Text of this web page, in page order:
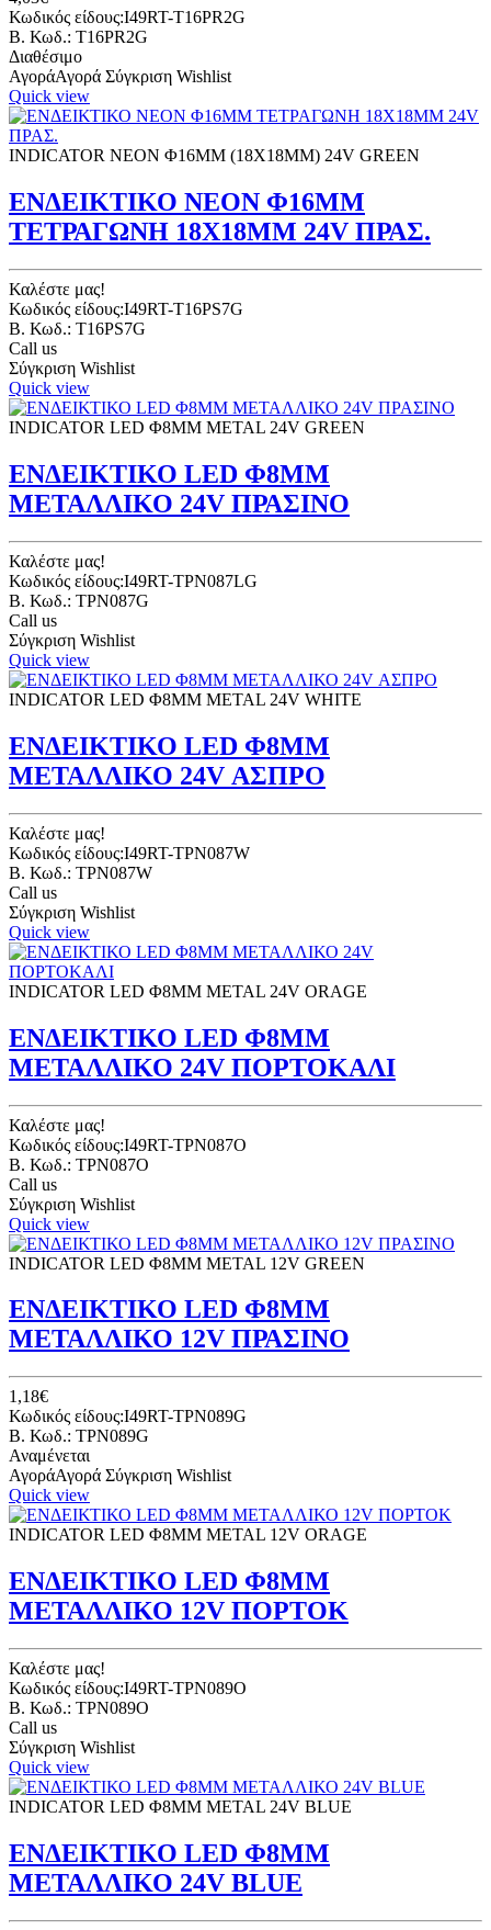
Κωδικός είδους:I49RT-T16PR2G
B. Κωδ.: T16PR2G
Διαθέσιμο
ΑγοράΑγορά Σύγκριση Wishlist
Quick view
INDICATOR NEON Φ16ΜΜ (18X18ΜΜ) 24V GREEN
ΕΝΔΕΙΚΤΙΚΟ ΝΕΟΝ Φ16ΜΜ
ΤΕΤΡΑΓΩΝΗ 18Χ18ΜΜ 24V ΠΡΑΣ.
Καλέστε μας!
Κωδικός είδους:I49RT-T16PS7G
B. Κωδ.: T16PS7G
Call us
Σύγκριση Wishlist
Quick view
INDICATOR LED Φ8ΜΜ METAL 24V GREEN
ΕΝΔΕΙΚΤΙΚΟ LED Φ8ΜΜ
ΜΕΤΑΛΛΙΚΟ 24V ΠΡΑΣΙΝΟ
Καλέστε μας!
Κωδικός είδους:I49RT-TPN087LG
B. Κωδ.: TPN087G
Call us
Σύγκριση Wishlist
Quick view
INDICATOR LED Φ8ΜΜ METAL 24V WHITE
ΕΝΔΕΙΚΤΙΚΟ LED Φ8ΜΜ
ΜΕΤΑΛΛΙΚΟ 24V ΑΣΠΡΟ
Καλέστε μας!
Κωδικός είδους:I49RT-TPN087W
B. Κωδ.: TPN087W
Call us
Σύγκριση Wishlist
Quick view
INDICATOR LED Φ8ΜΜ METAL 24V ORAGE
ΕΝΔΕΙΚΤΙΚΟ LED Φ8ΜΜ
ΜΕΤΑΛΛΙΚΟ 24V ΠΟΡΤΟΚΑΛΙ
Καλέστε μας!
Κωδικός είδους:I49RT-TPN087O
B. Κωδ.: TPN087O
Call us
Σύγκριση Wishlist
Quick view
INDICATOR LED Φ8ΜΜ METAL 12V GREEN
ΕΝΔΕΙΚΤΙΚΟ LED Φ8ΜΜ
ΜΕΤΑΛΛΙΚΟ 12V ΠΡΑΣΙΝΟ
1,18€
Κωδικός είδους:I49RT-TPN089G
B. Κωδ.: TPN089G
Αναμένεται
ΑγοράΑγορά Σύγκριση Wishlist
Quick view
INDICATOR LED Φ8ΜΜ METAL 12V ORAGE
ΕΝΔΕΙΚΤΙΚΟ LED Φ8ΜΜ
ΜΕΤΑΛΛΙΚΟ 12V ΠΟΡΤΟΚ
Καλέστε μας!
Κωδικός είδους:I49RT-TPN089O
B. Κωδ.: TPN089O
Call us
Σύγκριση Wishlist
Quick view
INDICATOR LED Φ8ΜΜ METAL 24V BLUE
ΕΝΔΕΙΚΤΙΚΟ LED Φ8ΜΜ
ΜΕΤΑΛΛΙΚΟ 24V BLUE